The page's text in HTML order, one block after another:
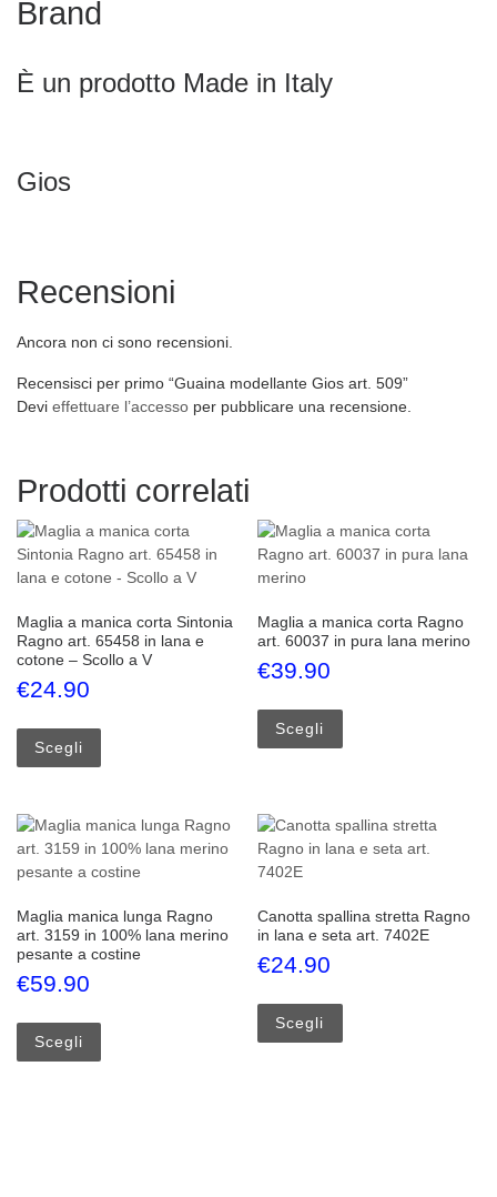
Brand
È un prodotto Made in Italy
Gios
Recensioni
Ancora non ci sono recensioni.
Recensisci per primo “Guaina modellante Gios art. 509”
Devi effettuare l’accesso per pubblicare una recensione.
Prodotti correlati
Maglia a manica corta Sintonia
Ragno art. 65458 in lana e
cotone – Scollo a V
€24.90
Scegli
Questo prodotto ha più varianti. Le opzioni possono
Maglia a manica corta Ragno
art. 60037 in pura lana merino
€39.90
Scegli
Maglia manica lunga Ragno
art. 3159 in 100% lana merino
pesante a costine
€59.90
Scegli
Questo prodotto ha più varianti. Le opzioni possono
Canotta spallina stretta Ragno
in lana e seta art. 7402E
€24.90
Scegli